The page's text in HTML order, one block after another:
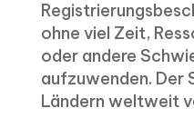
ohne viel Zeit,
oder andere
aufzuwenden. Der
Ländern weltweit